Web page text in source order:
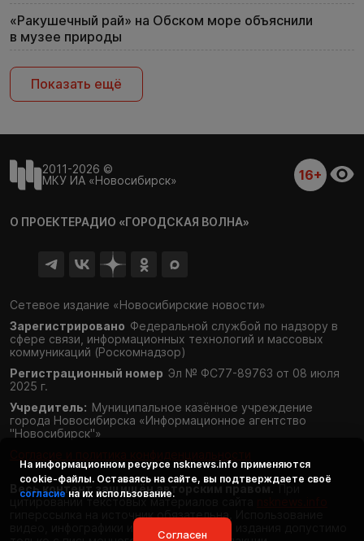
«Ракушечный рай» на Обском море объяснили
в музее природы
Показать ещё
2011-2026 ©
МКУ ИА «Новосибирск»
16+
О ПРОЕКТЕРАДИО «ГОРОДСКАЯ ВОЛНА»
Сетевое издание «Новосибирские новости»
Зарегистрировано Федеральной службой по надзору в
сфере связи, информационных технологий и массовых
коммуникаций (Роскомнадзор)
Регистрационный номер Эл № ФС77-89763 от 08 июля
2025 г.
Учредитель: Муниципальное казённое учреждение
города Новосибирска «Информационное агентство
"Новосибирск"»
Весь контент защищён авторским правом. При
цитировании текстовых материалов сайта
гиперссылка на источник обязательна. Использование
видео, инфографики и фотоматериалов издания допустимо
На информационном ресурсе nsknews.info применяются
cookie-файлы. Оставаясь на сайте, вы подтверждаете своё
согласие на их использование.
Согласен